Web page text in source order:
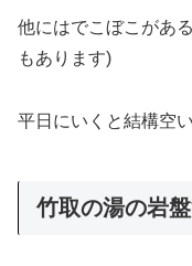
他にはでこぼこがあ
もあります)
平日にいくと結構空
竹取の湯の岩